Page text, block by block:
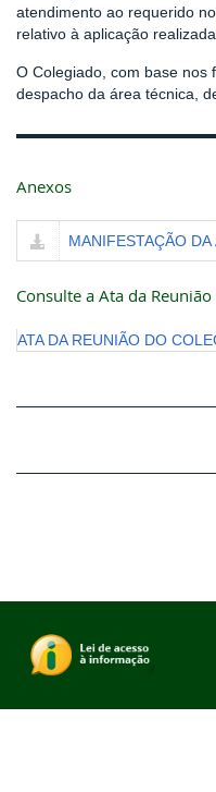
atendimento ao requerido
relativo à aplicação
O Colegiado, com base nos
despacho da área técnica,
Anexos
MANIFESTAÇÃO
Consulte a Ata da
ATA DA REUNIÃO DO